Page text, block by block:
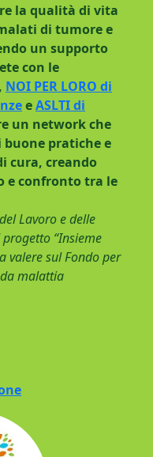
la qualità di vita
di tumore e
un supporto
con le
, NOI PER LORO di
eASLTI di
un network che
pratiche e
cura, creando
e confronto tra le
Lavoro e delle
“Insieme
valere sul Fondo per
malattia